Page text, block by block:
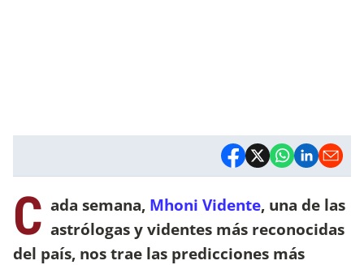
C ada semana, Mhoni Vidente, una de las
astrólogas y videntes más reconocidas
del país, nos trae las predicciones más